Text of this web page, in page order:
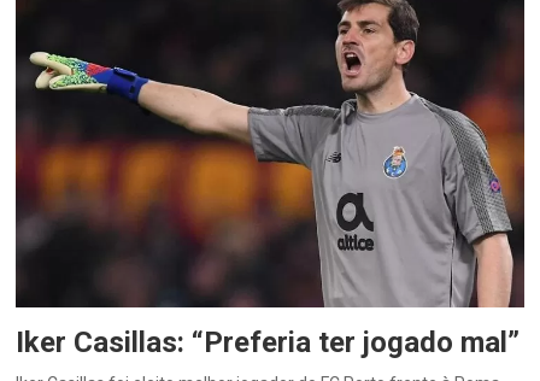
Iker Casillas: “Preferia ter jogado mal”